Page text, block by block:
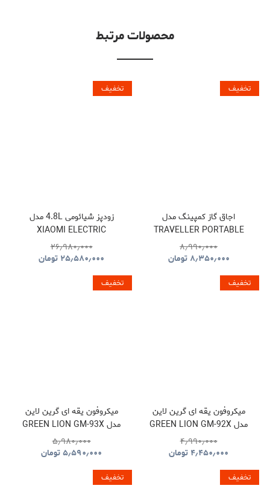
محصولات مرتبط
تخفیف
اجاق گاز کمپینگ مدل
TRAVELLER PORTABLE
BBQ HYBQ015
۸٫۹۹۰٫۰۰۰
۸٫۳۵۰٫۰۰۰ تومان
تخفیف
زودپز شیائومی 4.8L مدل
XIAOMI ELECTRIC
PRESSURE COOKER
۲۶٫۹۸۰٫۰۰۰
۲۵٫۵۸۰٫۰۰۰ تومان
تخفیف
میکروفون یقه ای گرین لاین
مدل GREEN LION GM-92X
GNGM92XWMBK
۴٫۹۹۰٫۰۰۰
۴٫۴۵۰٫۰۰۰ تومان
تخفیف
میکروفون یقه ای گرین لاین
مدل GREEN LION GM-93X
GNGM93XMICBK
۵٫۹۸۰٫۰۰۰
۵٫۵۹۰٫۰۰۰تومان
تخفیف تخفیف